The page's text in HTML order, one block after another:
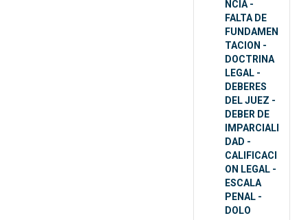
NCIA -
FALTA DE
FUNDAMEN
TACION -
DOCTRINA
LEGAL -
DEBERES
DEL JUEZ -
DEBER DE
IMPARCIALI
DAD -
CALIFICACI
ON LEGAL -
ESCALA
PENAL -
DOLO